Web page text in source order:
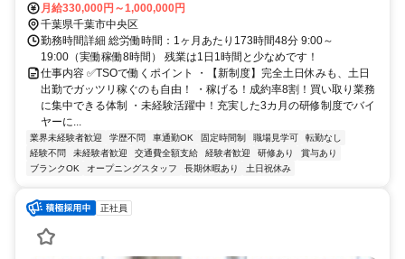
葉駅」徒歩14分
月給330,000円～1,000,000円
千葉県千葉市中央区
勤務時間詳細 総労働時間：1ヶ月あたり173時間48分 9:00～
19:00（実働稼働8時間） 残業は1日1時間と少なめです！
仕事内容 ✅TSOで働くポイント ・【新制度】完全土日休みも、土日
出勤でガッツリ稼ぐのも自由！ ・稼げる！成約率8割！買い取り業務
に集中できる体制 ・未経験活躍中！充実した3カ月の研修制度でバイ
ヤーに...
業界未経験者歓迎 学歴不問 車通勤OK 固定時間制 職場見学可
転勤なし
経験不問
未経験者歓迎 交通費全額支給 経験者歓迎 研修あり
賞与あり
ブランクOK
オープニングスタッフ 長期休暇あり 土日祝休み
正社員